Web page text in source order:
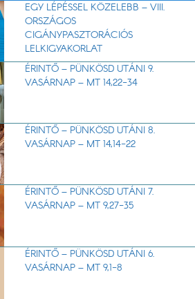
EGY LÉPÉSSEL KÖZELEBB – VIII.
ORSZÁGOS
CIGÁNYPASZTORÁCIÓS
LELKIGYAKORLAT
ÉRINTŐ – PÜNKÖSD UTÁNI 9.
VASÁRNAP – MT 14,22-34
ÉRINTŐ – PÜNKÖSD UTÁNI 8.
VASÁRNAP – MT 14,14-22
ÉRINTŐ – PÜNKÖSD UTÁNI 7.
VASÁRNAP – MT 9,27-35
ÉRINTŐ – PÜNKÖSD UTÁNI 6.
VASÁRNAP – MT 9,1-8